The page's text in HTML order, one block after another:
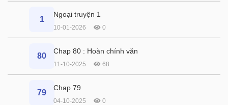
1
Ngoại truyện 1
10-01-2026 0
80
Chap 80 : Hoàn chính văn
11-10-2025 68
79
Chap 79
04-10-2025 0